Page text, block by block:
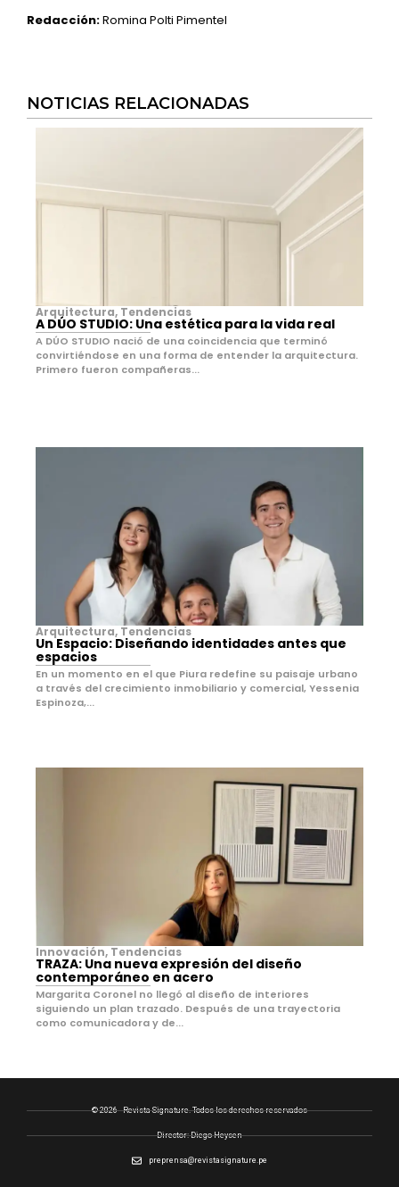
Redacción:Romina Polti Pimentel
NOTICIAS RELACIONADAS
Arquitectura, Tendencias
A DÚO STUDIO: Una estética para la vida real
A DÚO STUDIO nació de una coincidencia que terminó
convirtiéndose en una forma de entender la arquitectura.
Primero fueron compañeras...
Arquitectura, Tendencias
Un Espacio: Diseñando identidades antes que
espacios
En un momento en el que Piura redefine su paisaje urbano
a través del crecimiento inmobiliario y comercial, Yessenia
Espinoza,...
Innovación, Tendencias
TRAZA: Una nueva expresión del diseño
contemporáneo en acero
Margarita Coronel no llegó al diseño de interiores
siguiendo un plan trazado. Después de una trayectoria
como comunicadora y de...
© 2026 - Revista Signature. Todos los derechos reservados
Director: Diego Heysen
preprensa@revistasignature.pe